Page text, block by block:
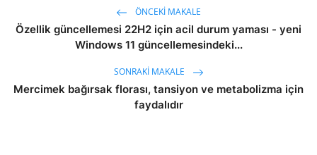
ÖNCEKI MAKALE
Özellik güncellemesi 22H2 için acil durum yaması - yeni
Windows 11 güncellemesindeki...
SONRAKI MAKALE
Mercimek bağırsak florası, tansiyon ve metabolizma için
faydalıdır